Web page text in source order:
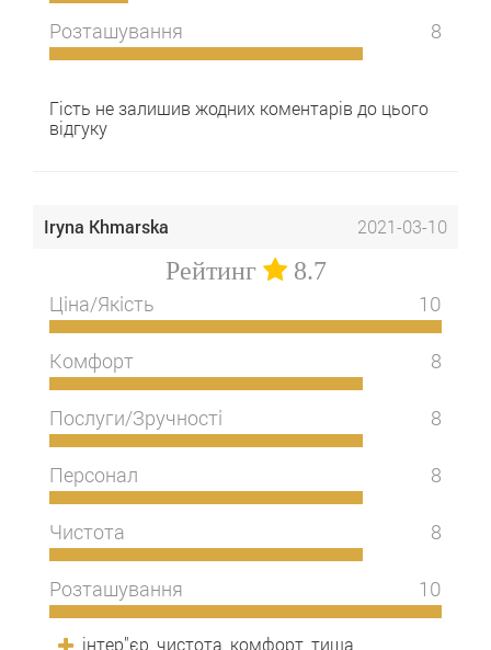
Розташування 8
Гість не залишив жодних коментарів до цього
відгуку
Iryna Khmarska 2021-03-10
Рейтинг 8.7
Ціна/Якість 10
Комфорт 8
Послуги/Зручності 8
Персонал 8
Чистота 8
Розташування 10
інтер"єр, чистота, комфорт, тиша